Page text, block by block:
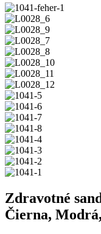
Zdravotné
Čierna,